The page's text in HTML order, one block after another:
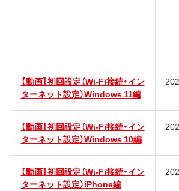
【動画】初回設定（Wi-Fi接続・イン
ターネット設定）Windows 11編
【動画】初回設定（Wi-Fi接続・イン
ターネット設定）Windows 10編
【動画】初回設定（Wi-Fi接続・イン
ターネット設定）iPhone編